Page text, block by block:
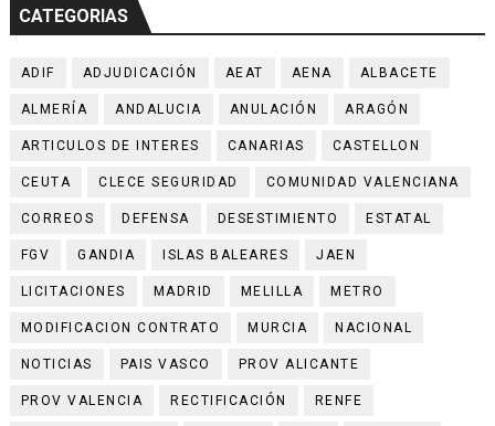
CATEGORIAS
ADIF ADJUDICACIÓN AEAT AENA ALBACETE
ALMERÍA ANDALUCIA ANULACIÓN ARAGÓN
ARTICULOS DE INTERES CANARIAS CASTELLON
CEUTA CLECE SEGURIDAD COMUNIDAD VALENCIANA
CORREOS DEFENSA DESESTIMIENTO ESTATAL
FGV GANDIA ISLAS BALEARES JAEN
LICITACIONES MADRID MELILLA METRO
MODIFICACION CONTRATO MURCIA NACIONAL
NOTICIAS PAIS VASCO PROV ALICANTE
PROV VALENCIA RECTIFICACIÓN RENFE